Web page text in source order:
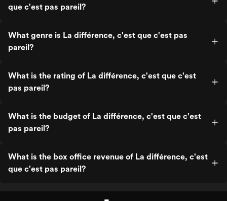
que c'est pas pareil?
What genre is La différence, c'est que c'est pas
pareil?
What is the rating of La différence, c'est que c'est
pas pareil?
What is the budget of La différence, c'est que c'est
pas pareil?
What is the box office revenue of La différence, c'est
que c'est pas pareil?